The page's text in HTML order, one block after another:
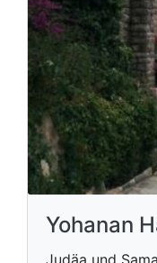
Yohanan